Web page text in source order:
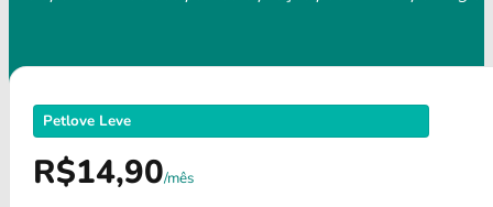
Petlove Leve
R$14,90/mês